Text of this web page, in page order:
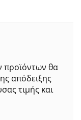
προϊόντων θα
απόδειξης
τιμής και